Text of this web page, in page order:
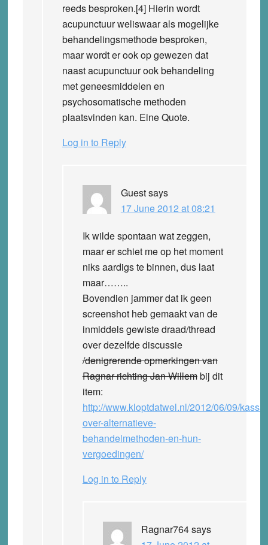
reeds besproken.[4] Hierin wordt
acupunctuur weliswaar als mogelijke
behandelingsmethode besproken,
maar wordt er ook op gewezen dat
naast acupunctuur ook behandeling
met geneesmiddelen en
psychosomatische methoden
plaatsvinden kan. Eine Quote.
Log in to Reply
Guestsays
17 June 2012 at 08:21
Ik wilde spontaan wat zeggen,
maar er schiet me op het moment
niks aardigs te binnen, dus laat
maar……..
Bovendien jammer dat ik geen
screenshot heb gemaakt van de
inmiddels gewiste draad/thread
over dezelfde discussie
/denigrerende opmerkingen van
Ragnar richting Jan Willembij dit
item:
http://www.kloptdatwel.nl/2012/06/09/kassa-
over-alternatieve-
behandelmethoden-en-hun-
vergoedingen/
Log in to Reply
Ragnar764says